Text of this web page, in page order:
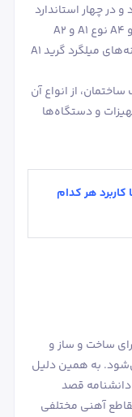
در چهار استاندارد
تولید می‌شود. از بین استاندارد A1، A2، A3 و A4 نوع A1 و A2
بیشترین تولید را دارد. به طوریکه اکثر کارخانه‌های میلگرد گرید A1
از انواع آن
و دستگاه‌ها
کاربرد هر کدام
ساخت و ساز و
به همین دلیل
قصد
آهنی مختلفی